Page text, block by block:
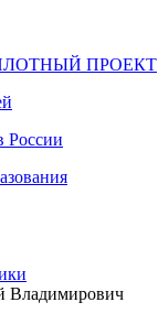
ПРОЕКТ
России
Владимирович